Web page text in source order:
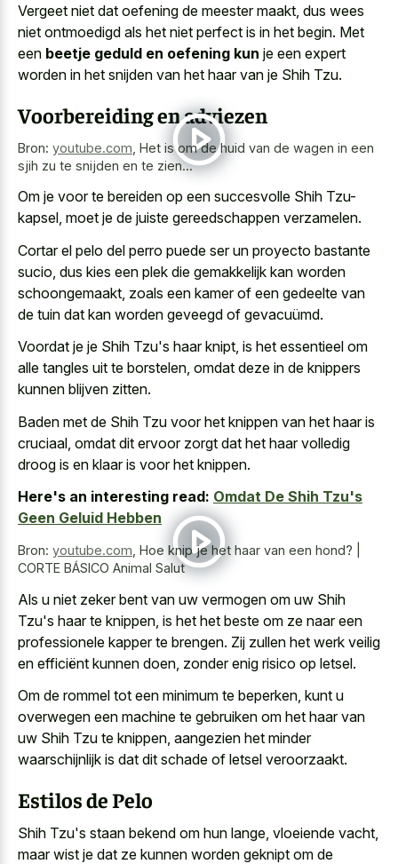
Vergeet niet dat oefening de meester maakt, dus wees
niet ontmoedigd als het niet perfect is in het begin. Met
een beetje geduld en oefening kun je een expert
worden in het snijden van het haar van je Shih Tzu.
Voorbereiding en adviezen
Bron: youtube.com Het is om de huid van de wagen in een
sjih zu te snijden en te zien...
Om je voor te bereiden op een succesvolle Shih Tzu-
kapsel, moet je de juiste gereedschappen verzamelen.
Cortar el pelo del perro puede ser un proyecto bastante
sucio, dus kies een plek die gemakkelijk kan worden
schoongemaakt, zoals een kamer of een gedeelte van
de tuin dat kan worden geveegd of gevacuümd.
Voordat je je Shih Tzu's haar knipt, is het essentieel om
alle tangles uit te borstelen, omdat deze in de knippers
kunnen blijven zitten.
Baden met de Shih Tzu voor het knippen van het haar is
cruciaal, omdat dit ervoor zorgt dat het haar volledig
droog is en klaar is voor het knippen.
Here's an interesting read: Omdat De Shih Tzu's
Geen Geluid Hebben
Bron: youtube.com Hoe knip je het haar van een hond? |
CORTE BÁSICO Animal Salut
Als u niet zeker bent van uw vermogen om uw Shih
Tzu's haar te knippen, is het het beste om ze naar een
professionele kapper te brengen. Zij zullen het werk veilig
en efficiënt kunnen doen, zonder enig risico op letsel.
Om de rommel tot een minimum te beperken, kunt u
overwegen een machine te gebruiken om het haar van
uw Shih Tzu te knippen, aangezien het minder
waarschijnlijk is dat dit schade of letsel veroorzaakt.
Estilos de Pelo
Shih Tzu's staan bekend om hun lange, vloeiende vacht,
maar wist je dat ze kunnen worden geknipt om de